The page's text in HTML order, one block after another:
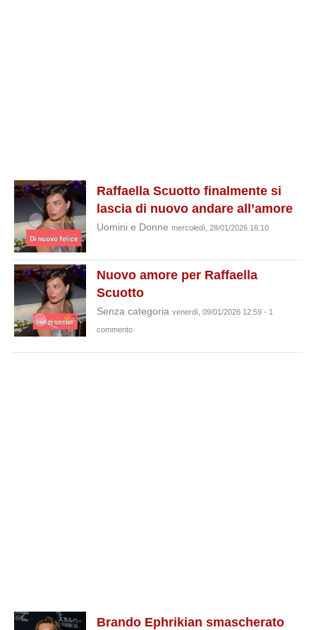
Raffaella Scuotto finalmente si
lascia di nuovo andare all’amore
Uomini e Donne mercoledì, 28/01/2026 16:10
Nuovo amore per Raffaella
Scuotto
Senza categoria venerdì, 09/01/2026 12:59 - 1
commento
Brando Ephrikian smascherato